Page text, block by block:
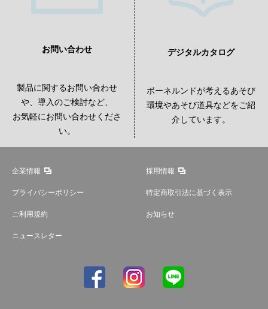
お問い合わせ
製品に関するお問い合わせ
や、導入のご検討など、
お気軽にお問い合わせくださ
い。
デジタルカタログ
ボーネルンドが考えるあそび
環境やあそび道具などをご紹
介しています。
企業情報 採用情報
プライバシーポリシー 特定商取引法に基づく表示
ご利用規約 お知らせ
ニュースレター